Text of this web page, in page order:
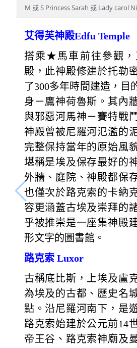
M 或 S Princess Sarah 或 Lady carol
艾得芙神殿Edfu Temple
搭乘★馬車前往參觀，
殿，此神殿修建於托勒
了300多年時間建造，目
身－鷹神荷魯斯。其內
與邪惡河馬神－賽特戰
神殿曾被尼羅河氾濫的
完整保持當年的原始風
堪稱是埃及保存最好的
外牆、庭院、神殿都保
也僅次於路克索的卡納
容更涵蓋古埃及崇拜的
乎被推崇是一座集神殿
形文字的圖書館。
路克索 Luxor
古稱底比斯，上埃及盧
為埃及的古都、歷史名
點。沿尼羅河南下，是
路克索始建於公元前14
帝王谷、路克索神廟及